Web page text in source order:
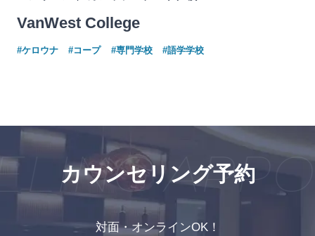
VanWest College
#ケロウナ #コープ #専門学校 #語学学校
カウンセリング予約
対面・オンラインOK！